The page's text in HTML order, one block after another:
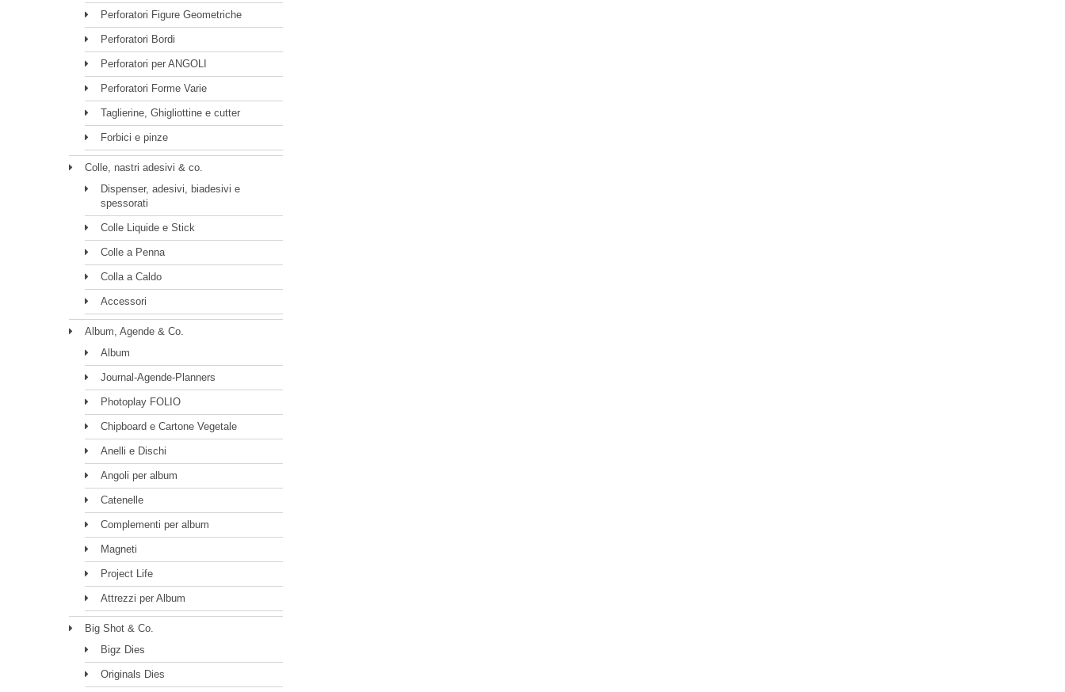
Perforatori Figure Geometriche
Perforatori Bordi
Perforatori per ANGOLI
Perforatori Forme Varie
Taglierine, Ghigliottine e cutter
Forbici e pinze
Colle, nastri adesivi & co.
Dispenser, adesivi, biadesivi e
spessorati
Colle Liquide e Stick
Colle a Penna
Colla a Caldo
Accessori
Album, Agende & Co.
Album
Journal-Agende-Planners
Photoplay FOLIO
Chipboard e Cartone Vegetale
Anelli e Dischi
Angoli per album
Catenelle
Complementi per album
Magneti
Project Life
Attrezzi per Album
Big Shot & Co.
Bigz Dies
Originals Dies